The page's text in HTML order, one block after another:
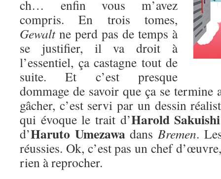
ch… enfin vous m’avez
compris. En trois tomes,
Gewaltne perd pas de temps à
se justifier, il va droit à
l’essentiel, ça castagne tout de
suite. Et c’est presque
dommage de savoir que ça se
gâcher, c’est servi par un dessin
qui évoque le trait d’Harold Sakuishi
d’Haruto UmezawadansBremen.
réussies. Ok, c’est pas un chef
rien à reprocher.